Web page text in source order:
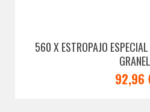
560 X ESTROPAJO
GRANEL
92,96